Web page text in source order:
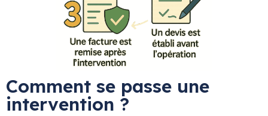
Comment se passe une
intervention ?